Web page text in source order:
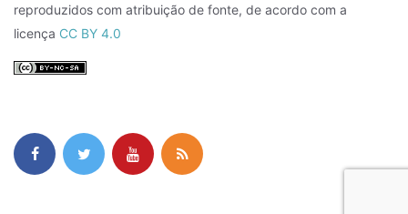
reproduzidos com atribuição de fonte, de acordo com a
licença CC BY 4.0